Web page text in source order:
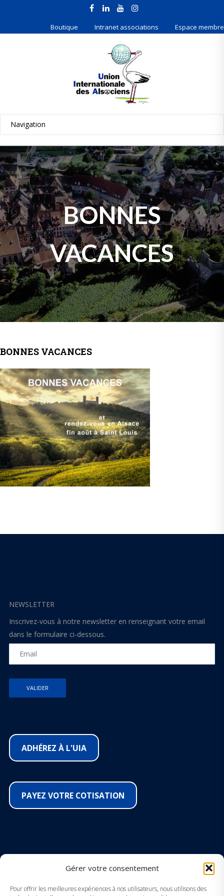
Gérer votre consentement
Pour offrir les meilleures expériences à nos utilisateurs, nous utilisons des
Boutique Intranet associations Espace membre
BONNES
VACANCES
BONNES VACANCES
NEWSLETTER
Inscrivez-vous à notre newsletter en renseignant votre email
dans le formulaire ci-dessous.
ADHÉREZ À L'UIA
PAYEZ VOTRE COTISATION